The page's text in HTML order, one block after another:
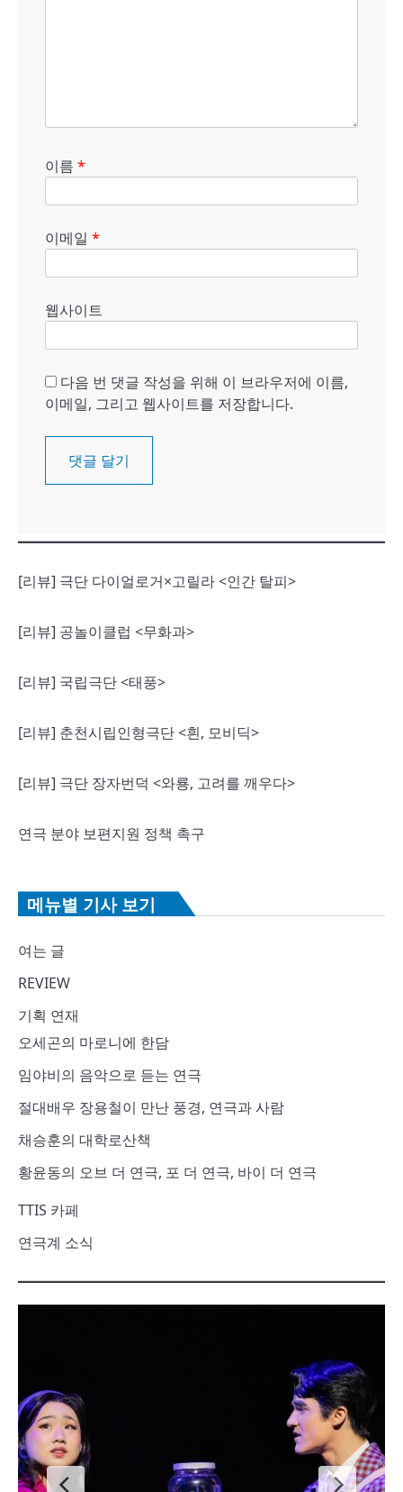
이름 *
이메일 *
웹사이트
다음 번 댓글 작성을 위해 이 브라우저에 이름,
이메일, 그리고 웹사이트를 저장합니다.
[리뷰] 극단 다이얼로거×고릴라 <인간 탈피>
[리뷰] 공놀이클럽 <무화과>
[리뷰] 국립극단 <태풍>
[리뷰] 춘천시립인형극단 <흰, 모비딕>
[리뷰] 극단 장자번덕 <와룡, 고려를 깨우다>
연극 분야 보편지원 정책 촉구
메뉴별 기사 보기
여는 글
REVIEW
기획 연재
오세곤의 마로니에 한담
임야비의 음악으로 듣는 연극
절대배우 장용철이 만난 풍경, 연극과 사람
채승훈의 대학로산책
황윤동의 오브 더 연극, 포 더 연극, 바이 더 연극
TTIS 카페
연극계 소식